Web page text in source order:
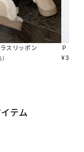
スリッポン
)
ＰＣフ
¥3,245
テム